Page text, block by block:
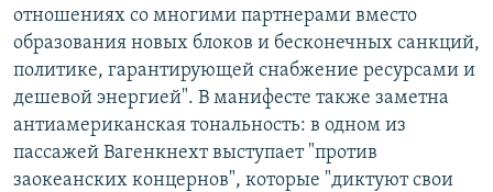
отношениях со многими партнерами вместо
образования новых блоков и бесконечных санкций,
политике, гарантирующей снабжение ресурсами и
дешевой энергией". В манифесте также заметна
антиамериканская тональность: в одном из
пассажей Вагенкнехт выступает "против
заокеанских концернов", которые "диктуют свои